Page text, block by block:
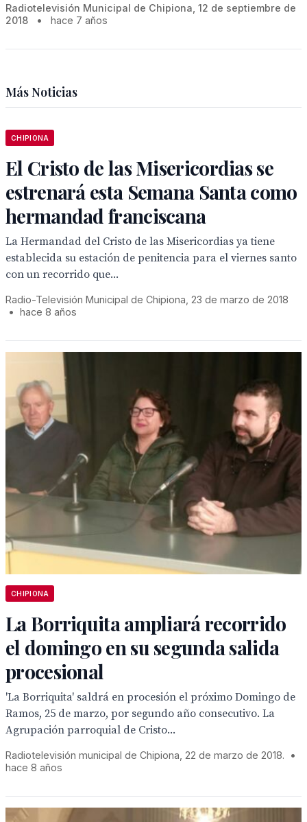
Radiotelevisión Municipal de Chipiona, 12 de septiembre de
2018
• hace 7 años
Más Noticias
CHIPIONA
El Cristo de las Misericordias se
estrenará esta Semana Santa como
hermandad franciscana
La Hermandad del Cristo de las Misericordias ya tiene
establecida su estación de penitencia para el viernes santo
con un recorrido que...
Radio-Televisión Municipal de Chipiona, 23 de marzo de 2018
• hace 8 años
CHIPIONA
La Borriquita ampliará recorrido
el domingo en su segunda salida
procesional
'La Borriquita' saldrá en procesión el próximo Domingo de
Ramos, 25 de marzo, por segundo año consecutivo. La
Agrupación parroquial de Cristo...
Radiotelevisión municipal de Chipiona, 22 de marzo de 2018.
•
hace 8 años